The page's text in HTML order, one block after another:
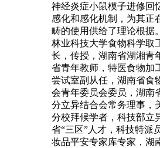
神经炎症小鼠模子进修回
感化和感化机制，为其正
畴的使用供给了理论根据
林业科技大学食物科学取
长，传授，湖南省湖湘青
省青年教师，特医食物加
尝试室副从任，湖南省食
会青年委员会委员，湖南
分立异结合会常务理事，
分校拜候学者，科技部立
省“三区”人才，科技特派
妆品平安专家库专家，湖